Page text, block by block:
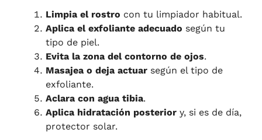
Limpia el rostro con tu limpiador habitual.
Aplica el exfoliante adecuado según tu
tipo de piel.
Evita la zona del contorno de ojos.
Masajea o deja actuar según el tipo de
exfoliante.
Aclara con agua tibia.
Aplica hidratación posterior y, si es de día,
protector solar.